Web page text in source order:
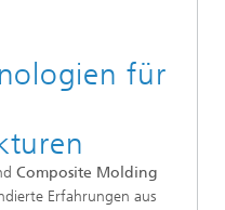
für
Composite Molding
Erfahrungen aus